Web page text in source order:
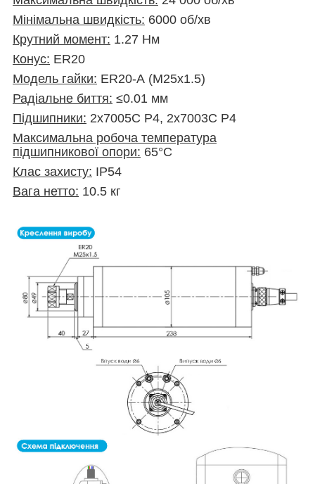
Мінімальна швидкість: 6000 об/хв
Крутний момент: 1.27 Нм
Конус: ER20
Модель гайки: ER20-А (М25х1.5)
Радіальне биття: ≤0.01 мм
Підшипники: 2х7005C P4, 2х7003C P4
Максимальна робоча температура
підшипникової опори: 65°С
Клас захисту: ІР54
Вага нетто: 10.5 кг